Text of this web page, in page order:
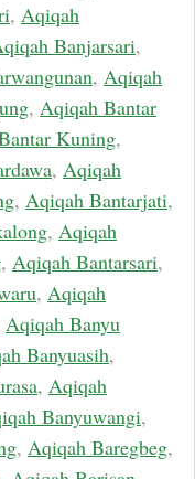
, Aqiqah
Banjarsari,
, Aqiqah
, Aqiqah Bantar
Kuning,
, Aqiqah
, Aqiqah Bantarjati,
, Aqiqah
, Aqiqah Bantarsari,
, Aqiqah
Aqiqah Banyu
Banyuasih,
, Aqiqah
Banyuwangi,
, Aqiqah Baregbeg,